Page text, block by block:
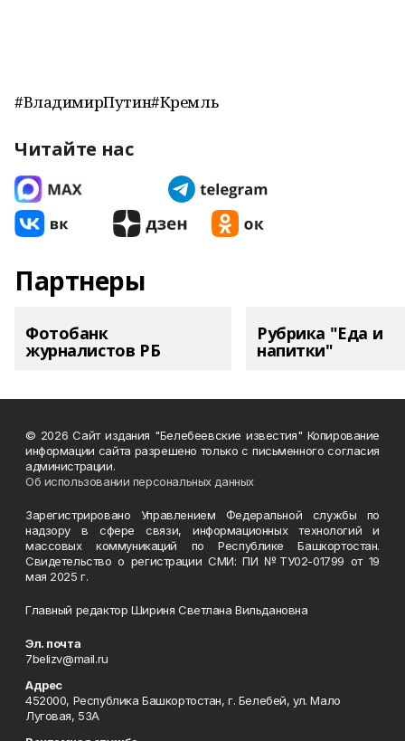
#ВладимирПутин#Кремль
Читайте нас
Партнеры
Фотобанк
журналистов РБ
Рубрика "Еда и
напитки"
© 2026 Сайт издания "Белебеевские известия" Копирование
информации сайта разрешено только с письменного согласия
администрации.
Об использовании персональных данных
Зарегистрировано Управлением Федеральной службы по
надзору в сфере связи, информационных технологий и
массовых коммуникаций по Республике Башкортостан.
Свидетельство о регистрации СМИ: ПИ №ТУ02-01799 от 19
мая 2025 г.
Главный редактор Шириня Светлана Вильдановна
Эл. почта
7belizv@mail.ru
Адрес
452000, Республика Башкортостан, г. Белебей, ул. Мало
Луговая, 53А